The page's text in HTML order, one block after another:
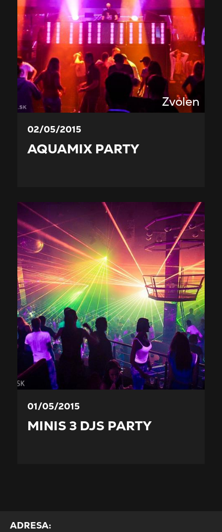
Zvolen
02/05/2015
AQUAMIX PARTY
01/05/2015
MINIS 3 DJS PARTY
ADRESA: